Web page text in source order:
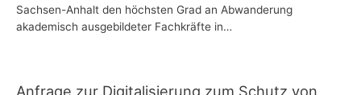
Sachsen-Anhalt den höchsten Grad an Abwanderung
akademisch ausgebildeter Fachkräfte in…
Anfrage zur Digitalisierung zum Schutz von